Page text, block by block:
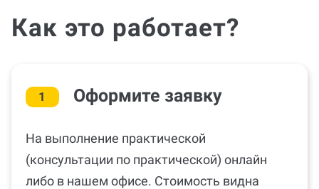
Как это работает?
1 Оформите заявку
На выполнение практической
(консультации по практической) онлайн
либо в нашем офисе. Стоимость видна